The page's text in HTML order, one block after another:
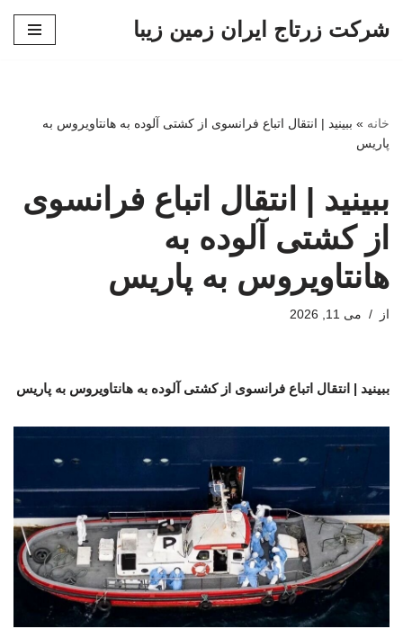
شرکت زرتاج ایران زمین زیبا
خانه » ببینید | انتقال اتباع فرانسوی از کشتی آلوده به هانتاویروس به
پاریس
ببینید | انتقال اتباع فرانسوی
از کشتی آلوده به
هانتاویروس به پاریس
از می 11, 2026
ببینید | انتقال اتباع فرانسوی از کشتی آلوده به هانتاویروس به پاریس